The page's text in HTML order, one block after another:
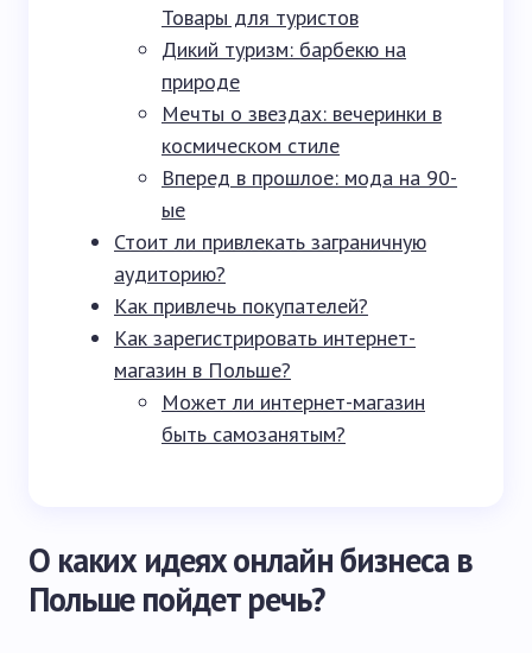
Товары для туристов
Дикий туризм: барбекю на
природе
Мечты о звездах: вечеринки в
космическом стиле
Вперед в прошлое: мода на 90-
ые
Стоит ли привлекать заграничную
аудиторию?
Как привлечь покупателей?
Как зарегистрировать интернет-
магазин в Польше?
Может ли интернет-магазин
быть самозанятым?
О каких идеях онлайн бизнеса в
Польше пойдет речь?